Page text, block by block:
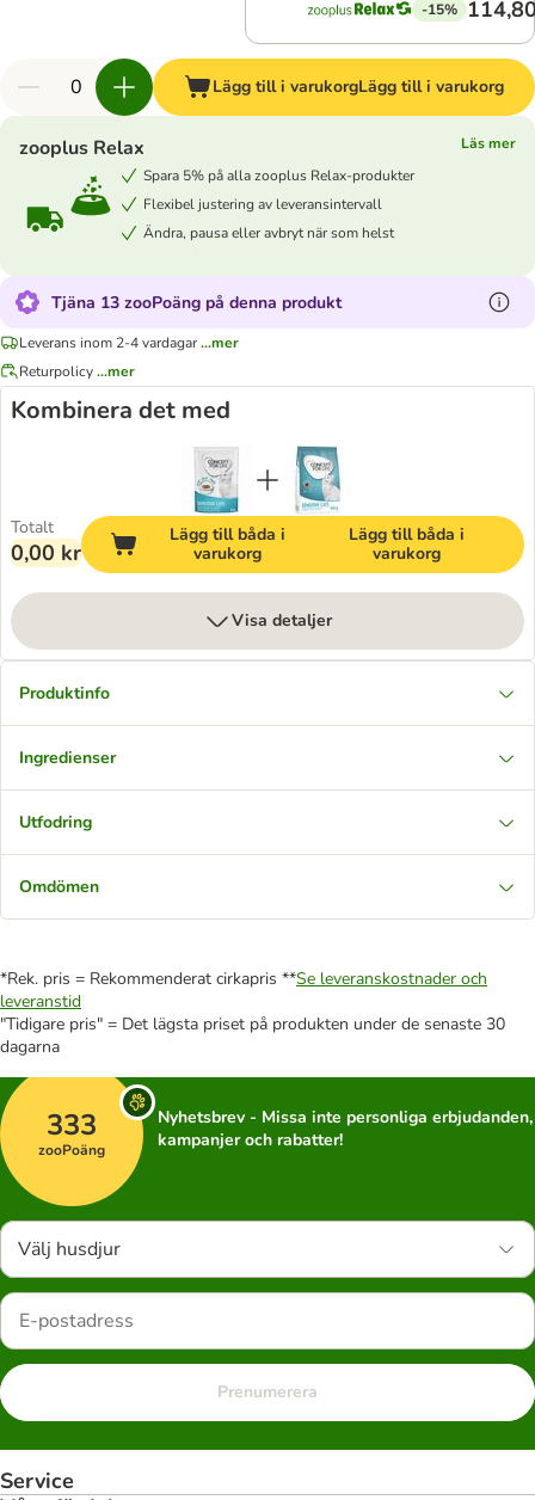
-15%
Lägg till i varukorgLägg till i varukorg
zooplus Relax
Läs mer
Spara 5% på alla zooplus Relax-produkter
Flexibel justering av leveransintervall
Ändra, pausa eller avbryt när som helst
Tjäna 13 zooPoäng på denna produkt
Leverans inom 2-4 vardagar...mer
Returpolicy...mer
Kombinera det med
Totalt
0,00 kr
Lägg till båda i
varukorg
Lägg till båda i
varukorg
Visa detaljer
Produktinfo
Ingredienser
Utfodring
Omdömen
*Rek. pris = Rekommenderat cirkapris **Se leveranskostnader och
leveranstid
"Tidigare pris" = Det lägsta priset på produkten under de senaste 30
dagarna
333
zooPoäng
Nyhetsbrev - Missa inte personliga erbjudanden,
kampanjer och rabatter!
Välj husdjur
Prenumerera
Service